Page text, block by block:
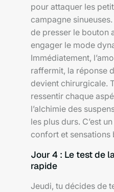
pour attaquer les
campagne
de presser le bouton
engager le mode
Immédiatement,
raffermit, la réponse
devient chirurgicale.
ressentir chaque
l’alchimie des
les plus durs. C’est
confort et sensations
Jour 4 : Le test de
rapide
Jeudi, tu décides de